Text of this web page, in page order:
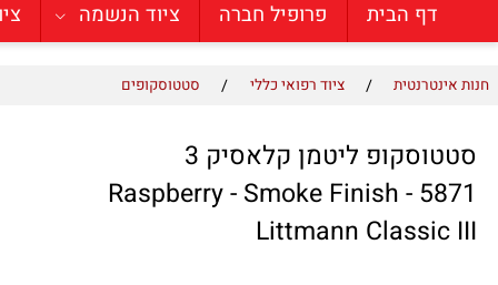
דף הבית פרופיל חברה ציוד הנשמה ציוד
/ ציוד רפואי כללי / סטטוסקופים
ליטמן קלאסיק 3
Raspberry - Smoke Finish -
Littmann